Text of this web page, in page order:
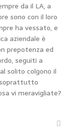
da il LA, a
sono con il loro
ha vessato, e
aziendale è
prepotenza ed
seguiti a
solito colgono il
soprattutto
vi meravigliate?